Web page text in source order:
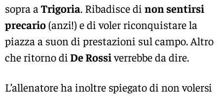
sopra a Trigoria. Ribadisce di non sentirsi
precario(anzi!) e di voler riconquistare la
piazza a suon di prestazioni sul campo. Altro
che ritorno di De Rossiverrebbe da dire.
L’allenatore ha inoltre spiegato di non volersi